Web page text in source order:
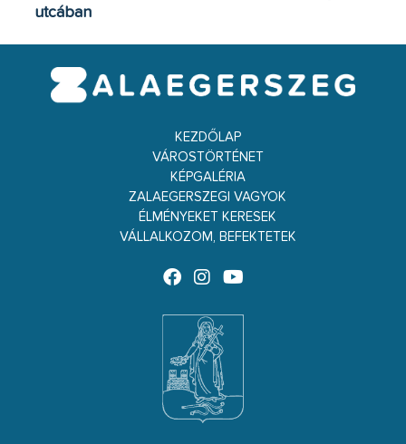
utcában
KEZDŐLAP
VÁROSTÖRTÉNET
KÉPGALÉRIA
ZALAEGERSZEGI VAGYOK
ÉLMÉNYEKET KERESEK
VÁLLALKOZOM, BEFEKTETEK